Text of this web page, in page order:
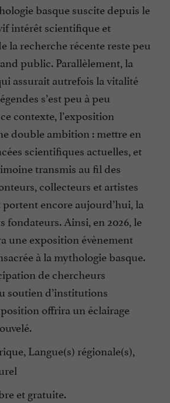
basque suscite depuis le
intérêt scientifique et
la recherche récente reste peu
public. Parallèlement, la
assurait autrefois la vitalité
s’est peu à peu
contexte, l’exposition
double ambition : mettre en
scientifiques actuelles, et
transmis au fil des
collecteurs et artistes
encore aujourd’hui, la
fondateurs. Ainsi, en 2026, le
une exposition évènement
à la mythologie basque.
de chercheurs
soutien d’institutions
offrira un éclairage
Langue(s) régionale(s),
et gratuite.